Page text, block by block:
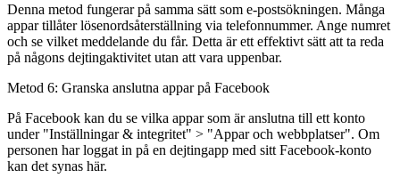
Denna metod fungerar på samma sätt som e-postsökningen. Många
appar tillåter lösenordsåterställning via telefonnummer. Ange numret
och se vilket meddelande du får. Detta är ett effektivt sätt att ta reda
på någons dejtingaktivitet utan att vara uppenbar.
Metod 6: Granska anslutna appar på Facebook
På Facebook kan du se vilka appar som är anslutna till ett konto
under "Inställningar & integritet" > "Appar och webbplatser". Om
personen har loggat in på en dejtingapp med sitt Facebook-konto
kan det synas här.